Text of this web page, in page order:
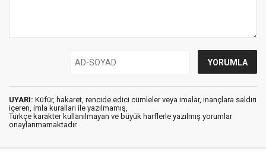
UYARI: Küfür, hakaret, rencide edici cümleler veya imalar, inançlara saldırı
içeren, imla kuralları ile yazılmamış,
Türkçe karakter kullanılmayan ve büyük harflerle yazılmış yorumlar
onaylanmamaktadır.